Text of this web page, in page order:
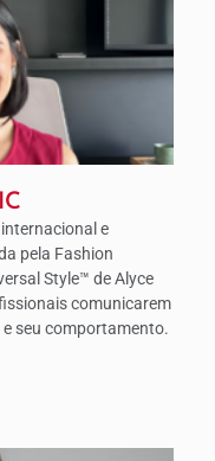
e
pela Fashion
Style™ de Alyce
comunicarem
seu comportamento.